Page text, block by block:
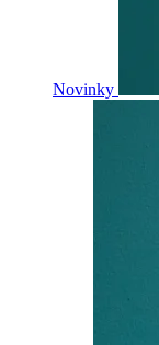
Novinky